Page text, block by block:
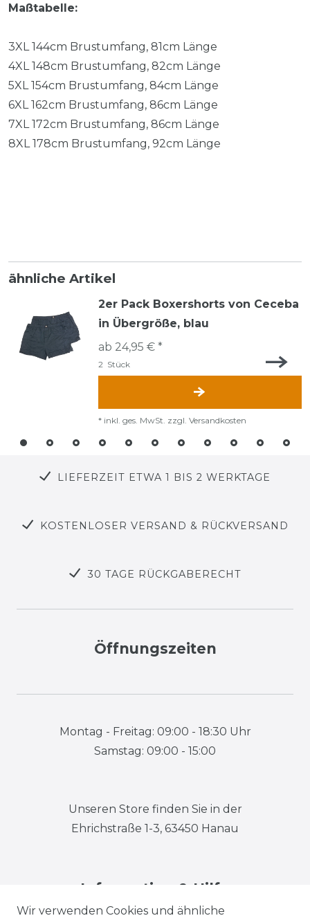
Maßtabelle:
3XL 144cm Brustumfang, 81cm Länge
4XL 148cm Brustumfang, 82cm Länge
5XL 154cm Brustumfang, 84cm Länge
6XL 162cm Brustumfang, 86cm Länge
7XL 172cm Brustumfang, 86cm Länge
8XL 178cm Brustumfang, 92cm Länge
ähnliche Artikel
2er Pack Boxershorts von Ceceba
in Übergröße, blau
ab 24,95 € *
2 Stück
* inkl. ges. MwSt. zzgl. Versandkosten
Wir verwenden Cookies und ähnliche
LIEFERZEIT ETWA 1 BIS 2 WERKTAGE
KOSTENLOSER VERSAND & RÜCKVERSAND
30 TAGE RÜCKGABERECHT
Öffnungszeiten
Montag - Freitag: 09:00 - 18:30 Uhr
Samstag: 09:00 - 15:00
Unseren Store finden Sie in der
Ehrichstraße 1-3, 63450 Hanau
Information & Hilfe